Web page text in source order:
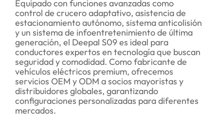
Equipado con funciones avanzadas como
control de crucero adaptativo, asistencia de
estacionamiento autónomo, sistema anticolisión
y un sistema de infoentretenimiento de última
generación, el Deepal S09 es ideal para
conductores expertos en tecnología que buscan
seguridad y comodidad. Como fabricante de
vehículos eléctricos premium, ofrecemos
servicios OEM y ODM a socios mayoristas y
distribuidores globales, garantizando
configuraciones personalizadas para diferentes
mercados.